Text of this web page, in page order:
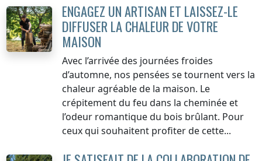
ENGAGEZ UN ARTISAN ET LAISSEZ-LE
DIFFUSER LA CHALEUR DE VOTRE
MAISON
Avec l’arrivée des journées froides
d’automne, nos pensées se tournent vers la
chaleur agréable de la maison. Le
crépitement du feu dans la cheminée et
l’odeur romantique du bois brûlant. Pour
ceux qui souhaitent profiter de cette...